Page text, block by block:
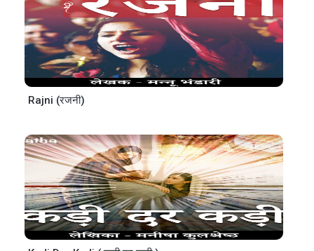
Rajni (रजनी)